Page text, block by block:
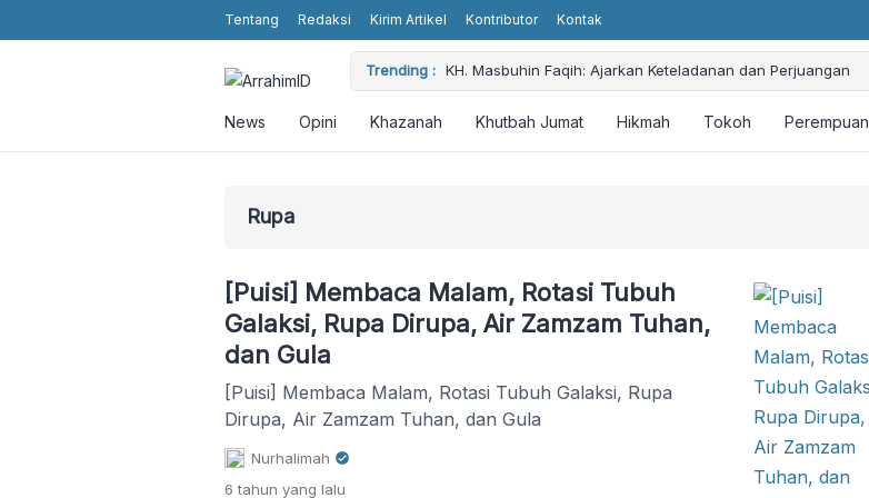
Tentang Redaksi Kirim Artikel Kontributor Kontak
Trending :
Religious Values without Religious Attributes in the Showbiz KH. Masbuhin Faqih: Ajarkan Keteladanan dan Perjuangan
News Opini Khazanah Khutbah Jumat Hikmah Tokoh Perempuan
Rupa
[Puisi] Membaca Malam, Rotasi Tubuh
Galaksi, Rupa Dirupa, Air Zamzam Tuhan,
dan Gula
[Puisi] Membaca Malam, Rotasi Tubuh Galaksi, Rupa
Dirupa, Air Zamzam Tuhan, dan Gula
Nurhalimah
6 tahun yang lalu